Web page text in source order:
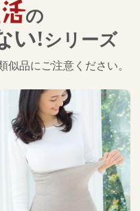
の
い!シリーズ
品にご注意ください。